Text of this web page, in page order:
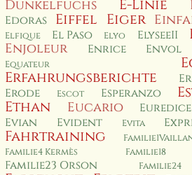
Dunkelfuchs
E-Linie
Edoras
Eiffel Eiger
Elfique El Paso Elyo ElyseeII
Enjoleur Enrice Envol
Equateur
Erfahrungsberichte
Erode
Escot Esperanzo
Ethan Eucario Euredice
Evian
Evident Evita
Fahrtraining
Familie4 Kermès
Familie18
Familie23 Orson Familie24